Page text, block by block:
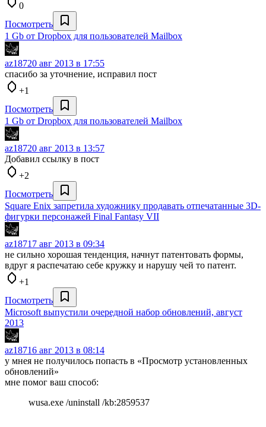
0
Посмотреть
1 Gb от Dropbox для пользователей Mailbox
az18720 авг 2013 в 17:55
спасибо за уточнение, исправил пост
+1
Посмотреть
1 Gb от Dropbox для пользователей Mailbox
az18720 авг 2013 в 13:57
Добавил ссылку в пост
+2
Посмотреть
Square Enix запретила художнику продавать отпечатанные 3D-
фигурки персонажей Final Fantasy VII
az18717 авг 2013 в 09:34
не сильно хорошая тенденция, начнут патентовать формы,
вдруг я распечатаю себе кружку и нарушу чей то патент.
+1
Посмотреть
Microsoft выпустили очередной набор обновлений, август
2013
az18716 авг 2013 в 08:14
у мнея не получилось попасть в «Просмотр установленных
обновлений»
мне помог ваш способ:
wusa.exe /uninstall /kb:2859537